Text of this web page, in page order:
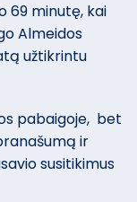
69 minutę, kai
Almeidos
užtikrintu
pabaigoje, bet
ir
susitikimus